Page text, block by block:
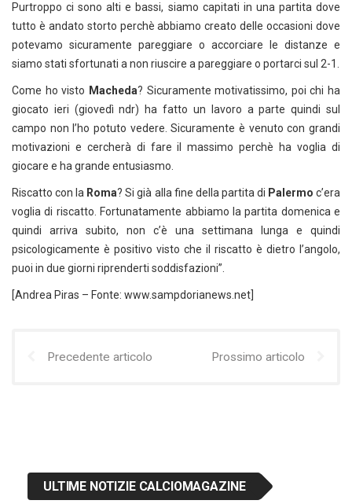
Purtroppo ci sono alti e bassi, siamo capitati in una partita dove
tutto è andato storto perchè abbiamo creato delle occasioni dove
potevamo sicuramente pareggiare o accorciare le distanze e
siamo stati sfortunati a non riuscire a pareggiare o portarci sul 2-1.
Come ho visto Macheda? Sicuramente motivatissimo, poi chi ha
giocato ieri (giovedì ndr) ha fatto un lavoro a parte quindi sul
campo non l’ho potuto vedere. Sicuramente è venuto con grandi
motivazioni e cercherà di fare il massimo perchè ha voglia di
giocare e ha grande entusiasmo.
Riscatto con la Roma? Si già alla fine della partita di Palermoc’era
voglia di riscatto. Fortunatamente abbiamo la partita domenica e
quindi arriva subito, non c’è una settimana lunga e quindi
psicologicamente è positivo visto che il riscatto è dietro l’angolo,
puoi in due giorni riprenderti soddisfazioni”.
[Andrea Piras – Fonte: www.sampdorianews.net]
Precedente articolo Prossimo articolo
ULTIME NOTIZIE CALCIOMAGAZINE